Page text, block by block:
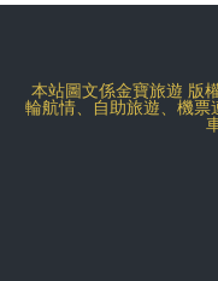
本站圖文係金寶旅遊 版
輪航情、自助旅遊、機票